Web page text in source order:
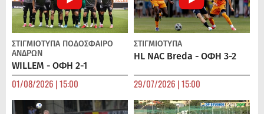
ΣΤΙΓΜΙΟΤΥΠΑ ΠΟΔΌΣΦΑΙΡΟ
ΑΝΔΡΏΝ
WILLEM - ΟΦΗ 2-1
01/08/2026 | 15:00
ΣΤΙΓΜΙΟΤΥΠΑ
HL NAC Breda - ΟΦΗ 3-2
29/07/2026 | 15:00